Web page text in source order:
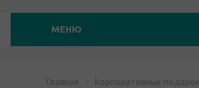
МЕНЮ
Главная - Корпоративные подарки